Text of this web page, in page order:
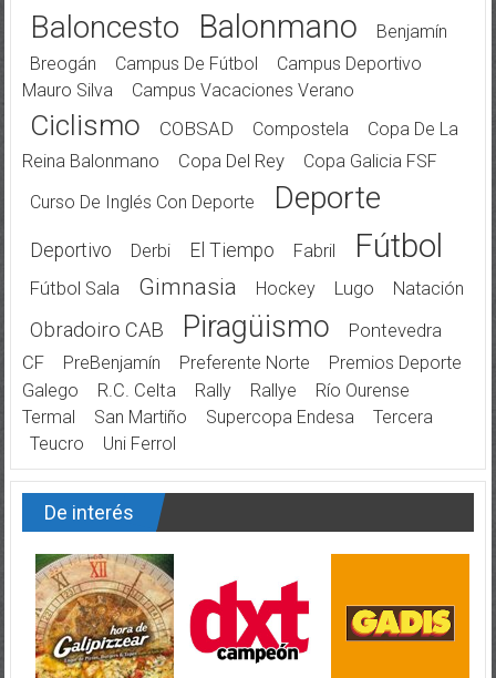
Baloncesto Balonmano
Benjamín
Breogán
Campus De Fútbol
Campus Deportivo
Mauro Silva
Campus Vacaciones Verano
Ciclismo COBSAD Compostela
Copa De La
Reina Balonmano
Copa Del Rey
Copa Galicia FSF
Curso De Inglés Con Deporte
Deporte
Deportivo Derbi El Tiempo Fabril Fútbol
Fútbol Sala Gimnasia Hockey Lugo Natación
Obradoiro CAB Piragüismo
Pontevedra
CF
PreBenjamín Preferente Norte
Premios Deporte
Galego
R.C. Celta Rally Rallye
Río Ourense
Termal
San Martiño Supercopa Endesa
Tercera
Teucro
Uni Ferrol
De interés